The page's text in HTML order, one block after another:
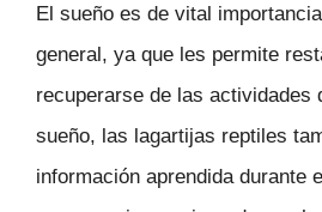
El sueño es de vital
general, ya que les permite
recuperarse de las actividades
sueño, las lagartijas reptiles
información aprendida durante